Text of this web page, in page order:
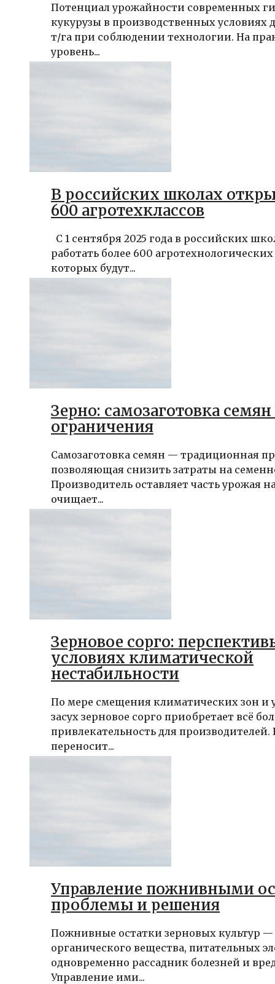
Потенциал урожайности современных
кукурузы в производственных условиях
т/га при соблюдении технологии. На
уровень...
В российских школах
600 агротехклассов
С 1 сентября 2025 года в российских
работать более 600 агротехнологических
которых будут...
Зерно: самозаготовка семян
ограничения
Самозаготовка семян — традиционная
позволяющая снизить затраты на
Производитель оставляет часть урожая
очищает...
Зерновое сорго:
условиях климатической
нестабильности
По мере смещения климатических зон и
засух зерновое сорго приобретает всё
привлекательность для производителей.
переносит...
Управление пожнивными
проблемы и решения
Пожнивные остатки зерновых культур
органического вещества, питательных
одновременно рассадник болезней и
Управление ими...